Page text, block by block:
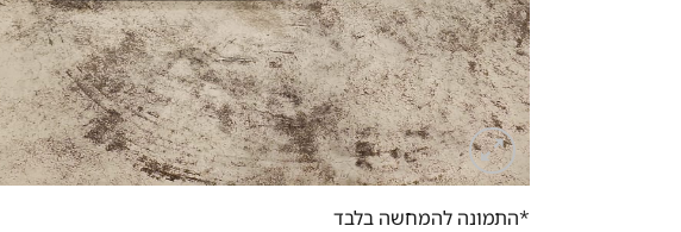
*התמונה להמחשה בלבד